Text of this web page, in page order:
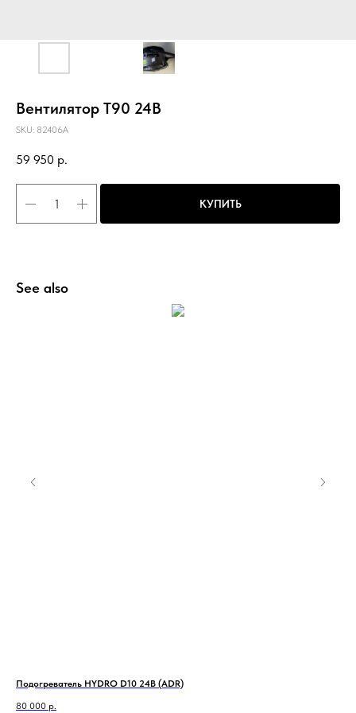
Вентилятор Т90 24В
SKU: 82406A
59 950 р.
КУПИТЬ
See also
Подогреватель HYDRO D10 24В (ADR)
80 000 р.